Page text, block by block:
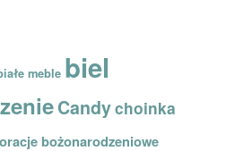
meble biel
Candychoinka
bożonarodzeniowe